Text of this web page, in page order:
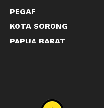
PEGAF
KOTA SORONG
PAPUA BARAT